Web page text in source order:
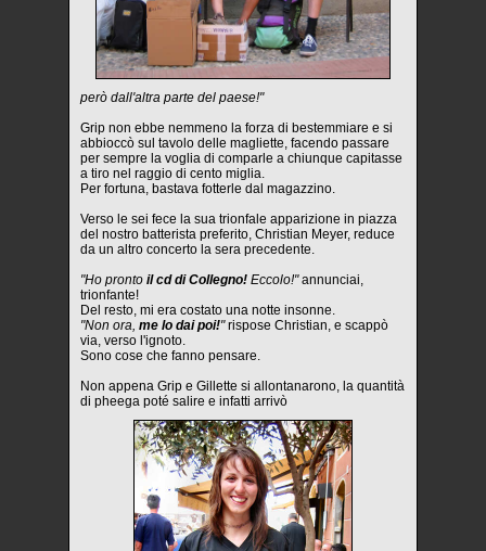
però dall'altra parte del paese!"
Grip non ebbe nemmeno la forza di bestemmiare e si
abbioccò sul tavolo delle magliette, facendo passare
per sempre la voglia di comparle a chiunque capitasse
a tiro nel raggio di cento miglia.
Per fortuna, bastava fotterle dal magazzino.
Verso le sei fece la sua trionfale apparizione in piazza
del nostro batterista preferito, Christian Meyer, reduce
da un altro concerto la sera precedente.
"Ho pronto il cd di Collegno! Eccolo!"annunciai,
trionfante!
Del resto, mi era costato una notte insonne.
"Non ora, me lo dai poi!"rispose Christian, e scappò
via, verso l'ignoto.
Sono cose che fanno pensare.
Non appena Grip e Gillette si allontanarono, la quantità
di pheega poté salire e infatti arrivò